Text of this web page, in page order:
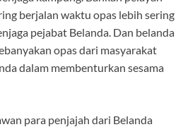
berjalan waktu opas lebih sering
pejabat Belanda. Dan belanda
opas dari masyarakat
dalam membenturkan sesama
para penjajah dari Belanda